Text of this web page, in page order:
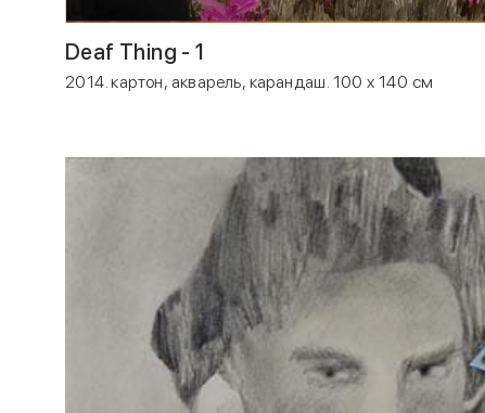
Deaf Thing - 1
2014. картон, акварель, карандаш. 100 x 140 см